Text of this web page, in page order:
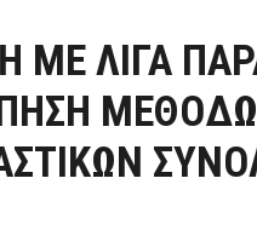
ΜΕ ΛΊΓΑ